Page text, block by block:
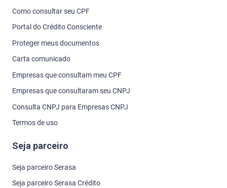
Como consultar seu CPF
Portal do Crédito Consciente
Proteger meus documentos
Carta comunicado
Empresas que consultam meu CPF
Empresas que consultaram seu CNPJ
Consulta CNPJ para Empresas CNPJ
Termos de uso
Seja parceiro
Seja parceiro Serasa
Seja parceiro Serasa Crédito